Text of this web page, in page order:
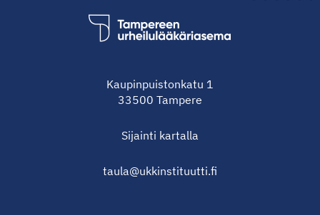
Kaupinpuistonkatu 1
33500 Tampere
Sijainti kartalla
taula@ukkinstituutti.fi